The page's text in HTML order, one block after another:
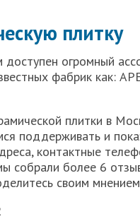
плитку
огромный
фабрик как:
плитки в
поддерживать и
контактные
собрали более 6
своим